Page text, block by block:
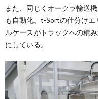
また、同じくオークラ輸送
も自動化。t-Sortの仕分け
ルケースがトラックへの積
にしている。